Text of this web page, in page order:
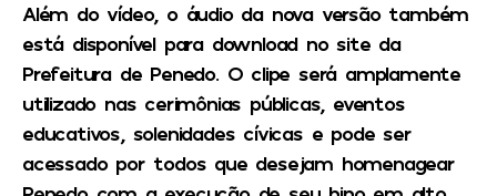
Além do vídeo, o áudio da nova versão também
está disponível para download no site da
Prefeitura de Penedo. O clipe será amplamente
utilizado nas cerimônias públicas, eventos
educativos, solenidades cívicas e pode ser
acessado por todos que desejam homenagear